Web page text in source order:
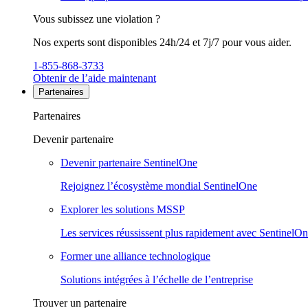
Vous subissez une violation ?
Nos experts sont disponibles 24h/24 et 7j/7 pour vous aider.
1-855-868-3733
Obtenir de l’aide maintenant
Partenaires
Partenaires
Devenir partenaire
Devenir partenaire SentinelOne
Rejoignez l’écosystème mondial SentinelOne
Explorer les solutions MSSP
Les services réussissent plus rapidement avec
Former une alliance technologique
Solutions intégrées à l’échelle de l’entreprise
Trouver un partenaire